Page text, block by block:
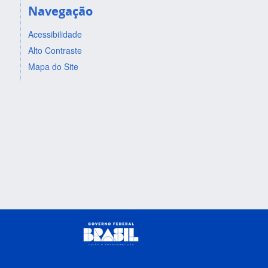
Navegação
Acessibilidade
Alto Contraste
Mapa do Site